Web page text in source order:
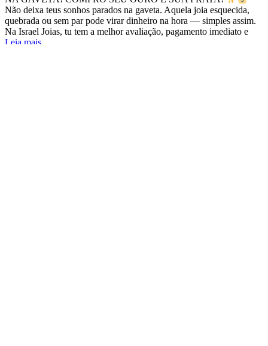
Não deixa teus sonhos parados na gaveta. Aquela joia esquecida,
quebrada ou sem par pode virar dinheiro na hora — simples assim.
Na Israel Joias, tu tem a melhor avaliação, pagamento imediato e
Leia mais...